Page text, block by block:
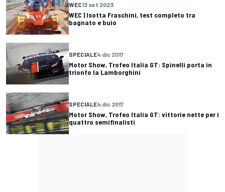
WEC13 set 2023
WEC | Isotta Fraschini, test completo tra
bagnato e buio
SPECIALE4 dic 2017
Motor Show, Trofeo Italia GT: Spinelli porta in
trionfo la Lamborghini
SPECIALE4 dic 2017
Motor Show, Trofeo Italia GT: vittorie nette per i
quattro semifinalisti